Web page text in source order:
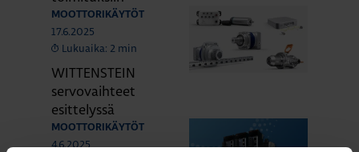
MOOTTORIKÄYTÖT
17.6.2025
Lukuaika: 2 min
WITTENSTEIN
servovaihteet
esittelyssä
MOOTTORIKÄYTÖT
4.6.2025